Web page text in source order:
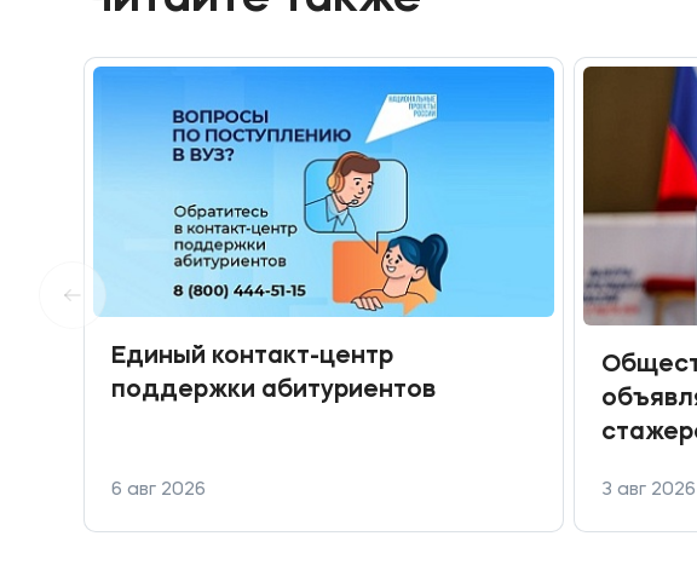
Единый контакт-центр
поддержки абитуриентов
6 авг 2026
центра
3 авг 2026